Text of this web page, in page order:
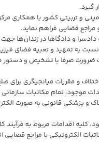
گیرد.
و تربیتی کشور با همکاری
مراجع قضایی فراهم نماید.
دادسرا و دادگا‌ها در زندان‌ها
به تمهید و تعبیه فضای
ضرورت صرفا با تشخیص و
موجود، تمام مکاتبات
و پزشکی قانونی به صورت
کلیه اقدامات مربوط به
الکترونیکی با مراجع قضایی